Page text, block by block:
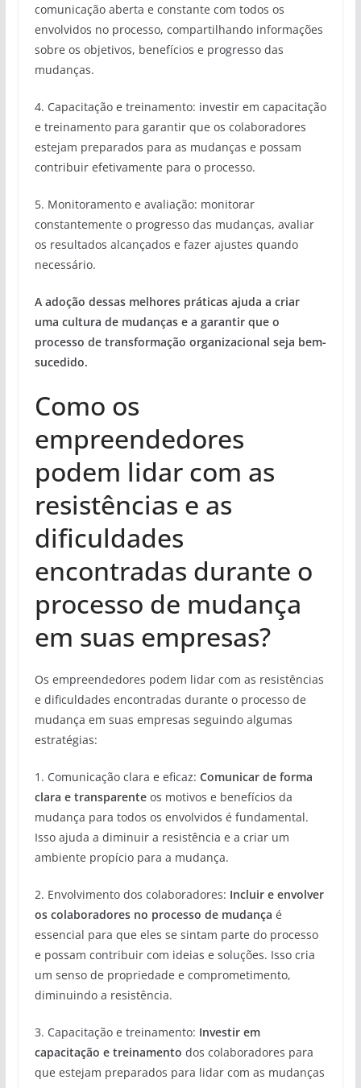
comunicação aberta e constante com todos os
envolvidos no processo, compartilhando informações
sobre os objetivos, benefícios e progresso das
mudanças.
4. Capacitação e treinamento: investir em capacitação
e treinamento para garantir que os colaboradores
estejam preparados para as mudanças e possam
contribuir efetivamente para o processo.
5. Monitoramento e avaliação: monitorar
constantemente o progresso das mudanças, avaliar
os resultados alcançados e fazer ajustes quando
necessário.
A adoção dessas melhores práticas ajuda a criar
uma cultura de mudanças e a garantir que o
processo de transformação organizacional seja bem-
sucedido.
Como os
empreendedores
podem lidar com as
resistências e as
dificuldades
encontradas durante o
processo de mudança
em suas empresas?
Os empreendedores podem lidar com as resistências
e dificuldades encontradas durante o processo de
mudança em suas empresas seguindo algumas
estratégias:
1. Comunicação clara e eficaz: Comunicar de forma
clara e transparenteos motivos e benefícios da
mudança para todos os envolvidos é fundamental.
Isso ajuda a diminuir a resistência e a criar um
ambiente propício para a mudança.
2. Envolvimento dos colaboradores: Incluir e envolver
os colaboradores no processo de mudança é
essencial para que eles se sintam parte do processo
e possam contribuir com ideias e soluções. Isso cria
um senso de propriedade e comprometimento,
diminuindo a resistência.
3. Capacitação e treinamento: Investir em
capacitação e treinamento dos colaboradores para
que estejam preparados para lidar com as mudanças